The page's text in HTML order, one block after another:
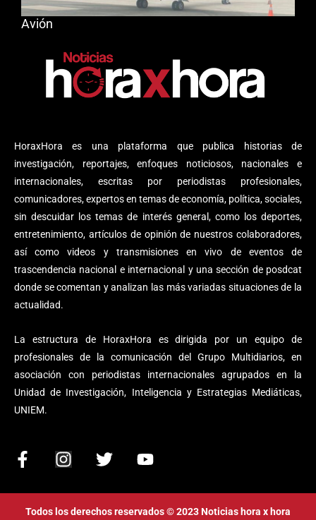
HoraxHora es una plataforma que publica historias de
investigación, reportajes, enfoques noticiosos, nacionales e
internacionales, escritas por periodistas profesionales,
comunicadores, expertos en temas de economía, política, sociales,
sin descuidar los temas de interés general, como los deportes,
entretenimiento, artículos de opinión de nuestros colaboradores,
así como videos y transmisiones en vivo de eventos de
trascendencia nacional e internacional y una sección de posdcat
donde se comentan y analizan las más variadas situaciones de la
actualidad.
La estructura de HoraxHora es dirigida por un equipo de
profesionales de la comunicación del Grupo Multidiarios, en
asociación con periodistas internacionales agrupados en la
Unidad de Investigación, Inteligencia y Estrategias Mediáticas,
UNIEM.
F
c
e
I
s
t
T
i
t
Y
u
t
Avión
Todos los derechos reservados © 2023 Noticias hora x hora